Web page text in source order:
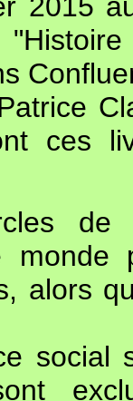
ces
de
monde
alors
social